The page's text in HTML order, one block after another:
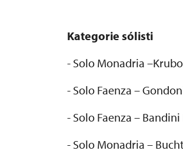
Kategorie sólisti
- Solo Monadria
- Solo Faenza –
- Solo Faenza –
- Solo Monadria –